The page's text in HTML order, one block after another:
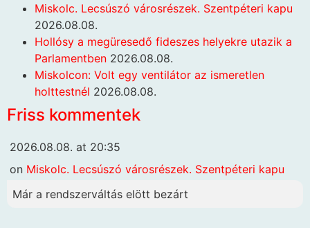
Miskolc. Lecsúszó városrészek. Szentpéteri kapu
2026.08.08.
Hollósy a megüresedő fideszes helyekre utazik a
Parlamentben 2026.08.08.
Miskolcon: Volt egy ventilátor az ismeretlen
holttestnél 2026.08.08.
Friss kommentek
2026.08.08. at 20:35
on Miskolc. Lecsúszó városrészek. Szentpéteri kapu
Már a rendszerváltás elött bezárt